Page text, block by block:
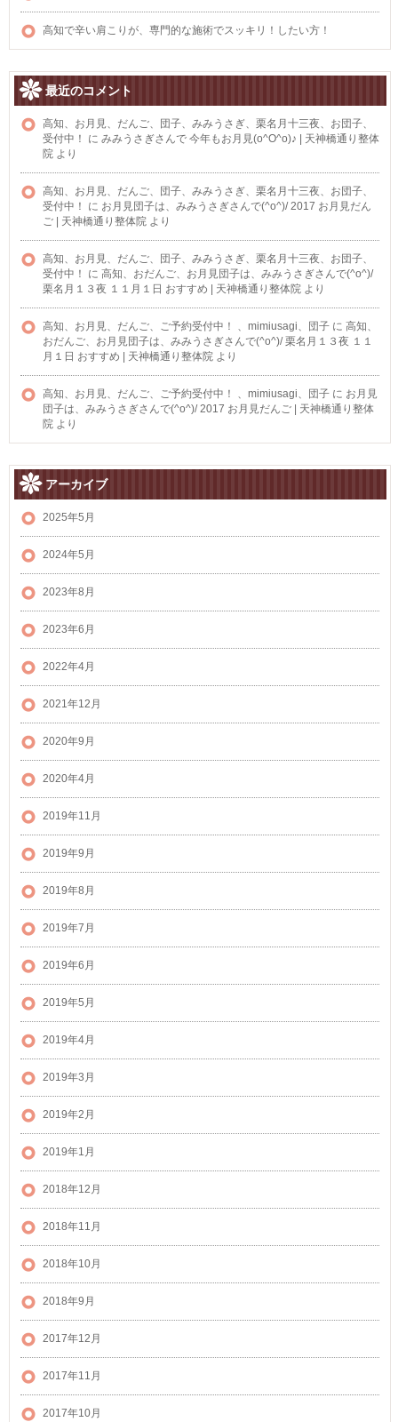
高知で辛い肩こりが、専門的な施術でスッキリ！したい方！
最近のコメント
高知、お月見、だんご、団子、みみうさぎ、栗名月十三夜、お団子、
受付中！
に みみうさぎさんで 今年もお月見(o^O^o)♪ | 天神橋通り整体
院 より
高知、お月見、だんご、団子、みみうさぎ、栗名月十三夜、お団子、
受付中！
に お月見団子は、みみうさぎさんで(^o^)/ 2017 お月見だん
ご | 天神橋通り整体院 より
高知、お月見、だんご、団子、みみうさぎ、栗名月十三夜、お団子、
受付中！
に 高知、おだんご、お月見団子は、みみうさぎさんで(^o^)/
栗名月１３夜 １１月１日 おすすめ | 天神橋通り整体院 より
高知、お月見、だんご、ご予約受付中！ 、mimiusagi、団子 に 高知、
おだんご、お月見団子は、みみうさぎさんで(^o^)/ 栗名月１３夜 １１
月１日 おすすめ | 天神橋通り整体院 より
高知、お月見、だんご、ご予約受付中！ 、mimiusagi、団子 に お月見
団子は、みみうさぎさんで(^o^)/ 2017 お月見だんご | 天神橋通り整体
院 より
アーカイブ
2025年5月
2024年5月
2023年8月
2023年6月
2022年4月
2021年12月
2020年9月
2020年4月
2019年11月
2019年9月
2019年8月
2019年7月
2019年6月
2019年5月
2019年4月
2019年3月
2019年2月
2019年1月
2018年12月
2018年11月
2018年10月
2018年9月
2017年12月
2017年11月
2017年10月